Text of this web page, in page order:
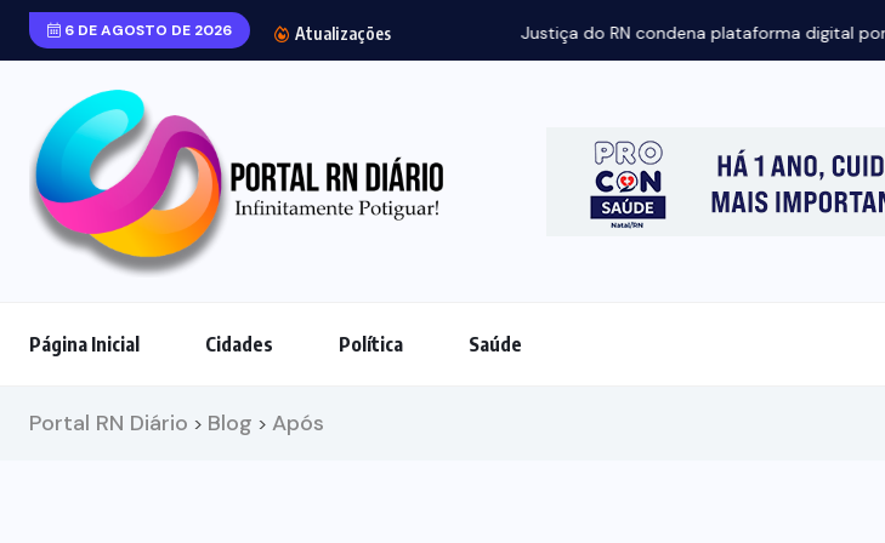
6 DE AGOSTO DE 2026 Atualizações Justiça do RN condena plataforma digital por suspender...
Página Inicial Cidades Política Saúde
Portal RN Diário > Blog > Após